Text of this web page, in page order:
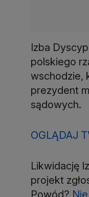
Izba
polskiego
wschodzie,
prezydent
sądowych.
OGLĄDAJ
Likwidację
projekt
Powód?